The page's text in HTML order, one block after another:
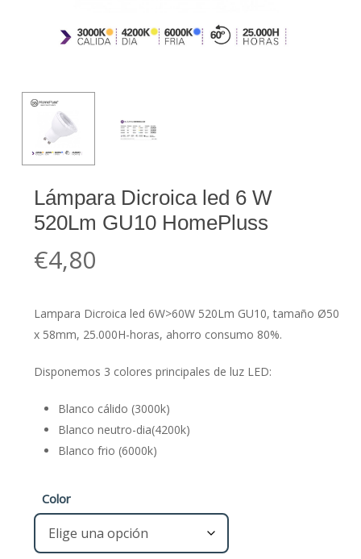
Lámpara Dicroica led 6 W
520Lm GU10 HomePluss
€4,80
Lampara Dicroica led 6W>60W 520Lm GU10, tamaño Ø50
x 58mm, 25.000H-horas, ahorro consumo 80%.
Disponemos 3 colores principales de luz LED:
Blanco cálido (3000k)
Blanco neutro-dia(4200k)
Blanco frio (6000k)
Color